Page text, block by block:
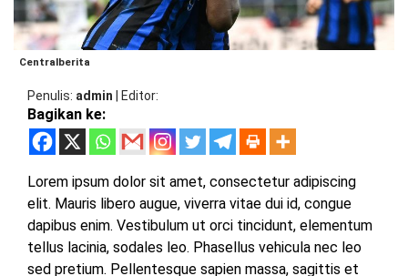
PRINGSEWU
SELATAN
LAMPUNG
TENGAH
LAMPUNG
BARAT
LAMPUNG
DPRD
PESAWARAN
DPRD
TANGGAMUS
DPRD
PRINGSEWU
DPRD
LAMSEL
DKI
JAKARTA
Centralberita
Penulis admin Editor
Bagikan ke:
Lorem ipsum dolor sit amet, consectetur adipiscing
elit. Mauris libero augue, viverra vitae dui id, congue
dapibus enim. Vestibulum ut orci tincidunt, elementum
tellus lacinia, sodales leo. Phasellus vehicula nec leo
sed pretium. Pellentesque sapien massa, sagittis et